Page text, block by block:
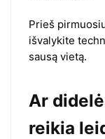
Prieš
išvalykite
sausą vietą.
Ar
reikia